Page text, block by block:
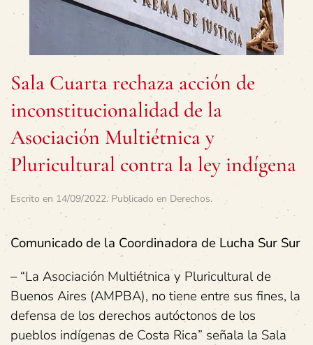
Sala Cuarta rechaza acción de
inconstitucionalidad de la
Asociación Multiétnica y
Pluricultural contra la ley indígena
Escrito en 14/09/2022. Publicado en Derechos.
Comunicado de la Coordinadora de Lucha Sur Sur
– “La Asociación Multiétnica y Pluricultural de
Buenos Aires (AMPBA), no tiene entre sus fines, la
defensa de los derechos autóctonos de los
pueblos indígenas de Costa Rica” señala la Sala